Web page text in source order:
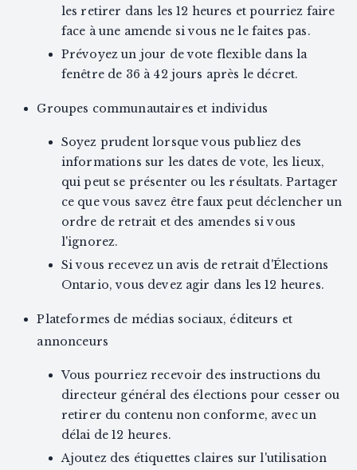
les retirer dans les 12 heures et pourriez faire
face à une amende si vous ne le faites pas.
Prévoyez un jour de vote flexible dans la
fenêtre de 36 à 42 jours après le décret.
Groupes communautaires et individus
Soyez prudent lorsque vous publiez des
informations sur les dates de vote, les lieux,
qui peut se présenter ou les résultats. Partager
ce que vous savez être faux peut déclencher un
ordre de retrait et des amendes si vous
l'ignorez.
Si vous recevez un avis de retrait d'Élections
Ontario, vous devez agir dans les 12 heures.
Plateformes de médias sociaux, éditeurs et
annonceurs
Vous pourriez recevoir des instructions du
directeur général des élections pour cesser ou
retirer du contenu non conforme, avec un
délai de 12 heures.
Ajoutez des étiquettes claires sur l'utilisation